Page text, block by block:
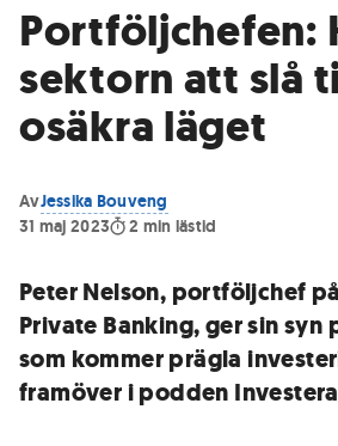
Portföljchefen:
sektorn att slå
osäkra läget
AvJessika Bouveng
31 maj 2023
2 min lästid
Peter Nelson, portföljchef
Private Banking, ger sin syn
som kommer prägla
framöver i podden